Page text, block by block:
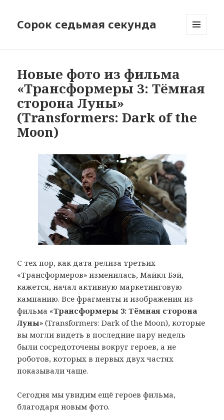
Сорок седьмая секунда
Новые фото из фильма
«Трансформеры 3: Тёмная
сторона Луны»
(Transformers: Dark of the
Moon)
С тех пор, как дата релиза третьих
«Трансформеров» изменилась, Майкл Бэй,
кажется, начал активную маркетинговую
кампанию. Все фрагменты и изображения из
фильма «Трансформеры 3: Тёмная сторона
Луны» (Transformers: Dark of the Moon), которые
вы могли видеть в последние пару недель
были сосредоточены вокруг героев, а не
роботов, которых в первых двух частях
показывали чаще.
Сегодня мы увидим ещё героев фильма,
благодаря новым фото.